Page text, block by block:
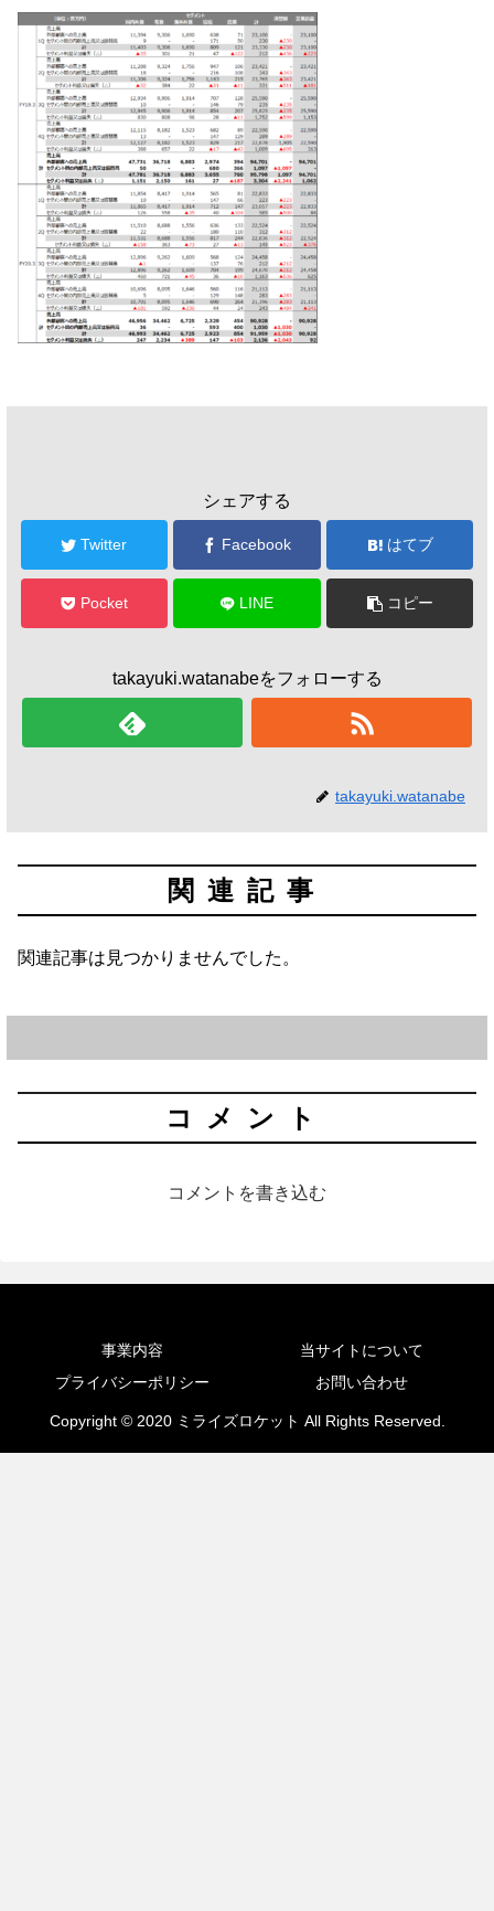
シェアする
Twitter Facebook はてブ
Pocket LINE コピー
takayuki.watanabeをフォローする
takayuki.watanabe
関連記事
関連記事は見つかりませんでした。
コメント
コメントを書き込む
事業内容
当サイトについて
プライバシーポリシー
お問い合わせ
Copyright © 2020 ミライズロケット All Rights Reserved.